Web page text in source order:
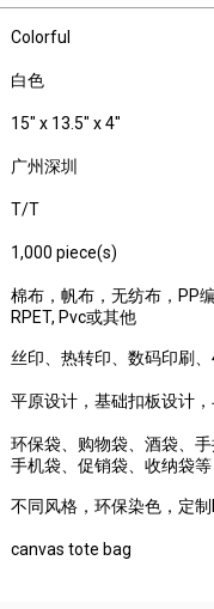
Colorful
白色
15" x 13.5" x 4"
广州深圳
T/T
1,000 piece(s)
棉布，帆布，无纺布，PP
RPET, Pvc或其他
丝印、热转印、数码印刷
平原设计，基础扣板设计
环保袋、购物袋、酒袋、
手机袋、促销袋、收纳袋等
不同风格，环保染色，定
canvas tote bag